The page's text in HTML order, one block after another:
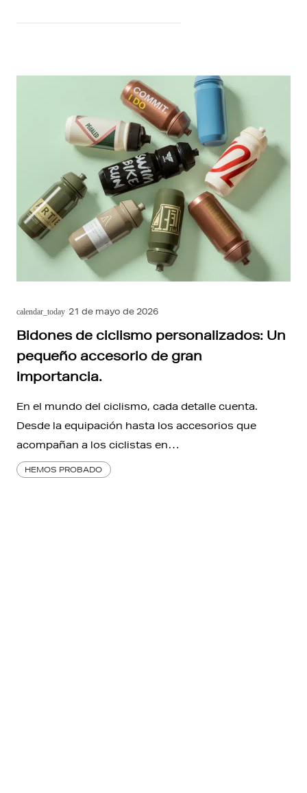
calendar_today 21 de mayo de 2026
Bidones de ciclismo personalizados: Un
pequeño accesorio de gran
importancia.
En el mundo del ciclismo, cada detalle cuenta.
Desde la equipación hasta los accesorios que
acompañan a los ciclistas en…
HEMOS PROBADO